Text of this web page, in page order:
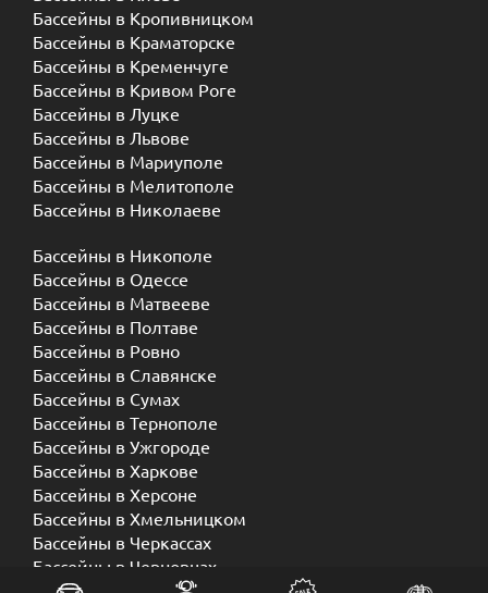
Бассейны в Кропивницком
Бассейны в Краматорске
Бассейны в Кременчуге
Бассейны в Кривом Роге
Бассейны в Луцке
Бассейны в Львове
Бассейны в Мариуполе
Бассейны в Мелитополе
Бассейны в Николаеве
Бассейны в Никополе
Бассейны в Одессе
Бассейны в Матвееве
Бассейны в Полтаве
Бассейны в Ровно
Бассейны в Славянске
Бассейны в Сумах
Бассейны в Тернополе
Бассейны в Ужгороде
Бассейны в Харкове
Бассейны в Херсоне
Бассейны в Хмельницком
Бассейны в Черкассах
Бассейны в Черновцах